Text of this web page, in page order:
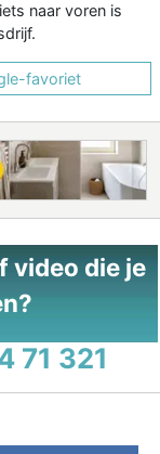
naar voren is
favoriet
video die je
71 321